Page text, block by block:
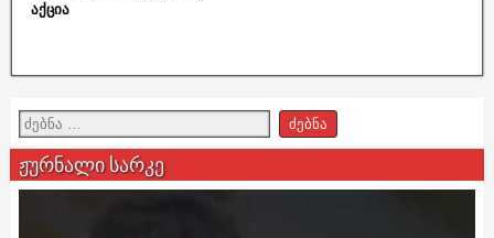
აქცია
ჟურნალი სარკე